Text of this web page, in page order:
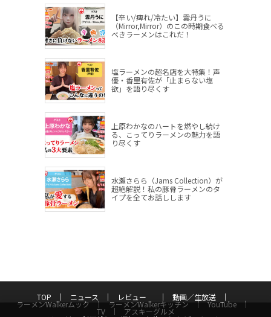
【辛い/痺れ/冷たい】雲丹うに
（Mirror,Mirror）のこの時期食べる
べきラーメンはこれだ！
塩ラーメンの超名店を大特集！声
優・香里有佐が「止まらない塩
欲」を語り尽くす
上原わかなのハートを燃やし続け
る、こってりラーメンの魅力を語
り尽くす
水瀬さらら（Jams Collection）が
超絶解説！私の豚骨ラーメンのタ
イプを全てお話しします
TOP ニュース レビュー 動画／生放送
ラーメンWalkerムック ラーメンWalkerキッチン YouTube
TV アスキーグルメ